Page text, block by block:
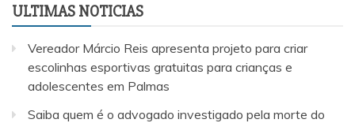
ULTIMAS NOTICIAS
Vereador Márcio Reis apresenta projeto para criar
escolinhas esportivas gratuitas para crianças e
adolescentes em Palmas
Saiba quem é o advogado investigado pela morte do